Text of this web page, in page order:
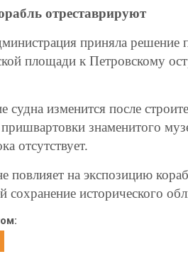
отреставрируют
приняла решение
площади к Петровскому
судна изменится после
знаменитого
отсутствует.
повлияет на экспозицию
сохранение исторического